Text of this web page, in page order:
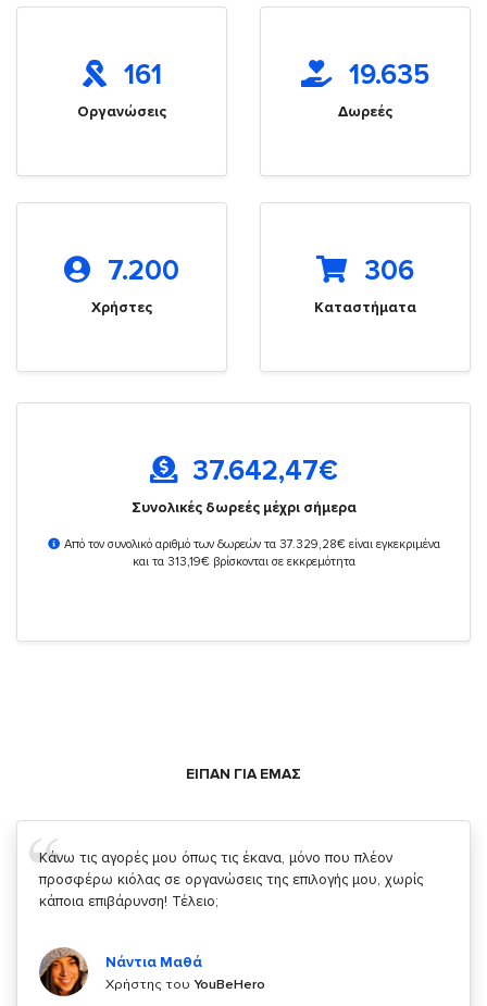
161
Οργανώσεις
19.635
Δωρεές
7.200
Χρήστες
306
Καταστήματα
37.642,47€
Συνολικές δωρεές μέχρι σήμερα
Από τον συνολικό αριθμό των δωρεών τα 37.329,28€ είναι εγκεκριμένα
και τα 313,19€ βρίσκονται σε εκκρεμότητα
ΕΙΠΑΝ ΓΙΑ ΕΜΑΣ
Σας ευχαριστώ που μας δίνετε την δυνατότητα να κάνουμε
κάτι!
Χρήστης τουYouBeHero